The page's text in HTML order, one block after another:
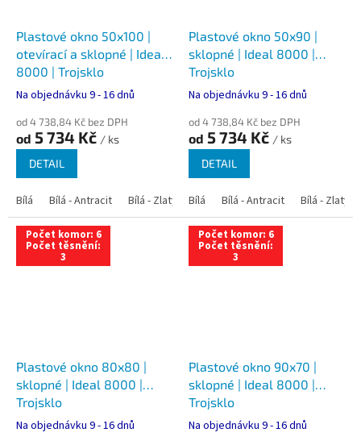
Plastové okno 50x100 |
otevírací a sklopné | Ideal
8000 | Trojsklo
Na objednávku 9 - 16 dnů
od 4 738,84 Kč bez DPH
od 5 734 Kč / ks
DETAIL
Bílá Bílá - Antracit Bílá - Zlatý dub Bílá - Tmavý dub Bílá -
Plastové okno 50x90 |
sklopné | Ideal 8000 |
Trojsklo
Na objednávku 9 - 16 dnů
od 4 738,84 Kč bez DPH
od 5 734 Kč / ks
DETAIL
Bílá Bílá - Antracit Bílá - Zlatý
Počet komor: 6
Počet těsnění:
3
Plastové okno 80x80 |
sklopné | Ideal 8000 |
Trojsklo
Na objednávku 9 - 16 dnů
Počet komor: 6
Počet těsnění:
3
Plastové okno 90x70 |
sklopné | Ideal 8000 |
Trojsklo
Na objednávku 9 - 16 dnů